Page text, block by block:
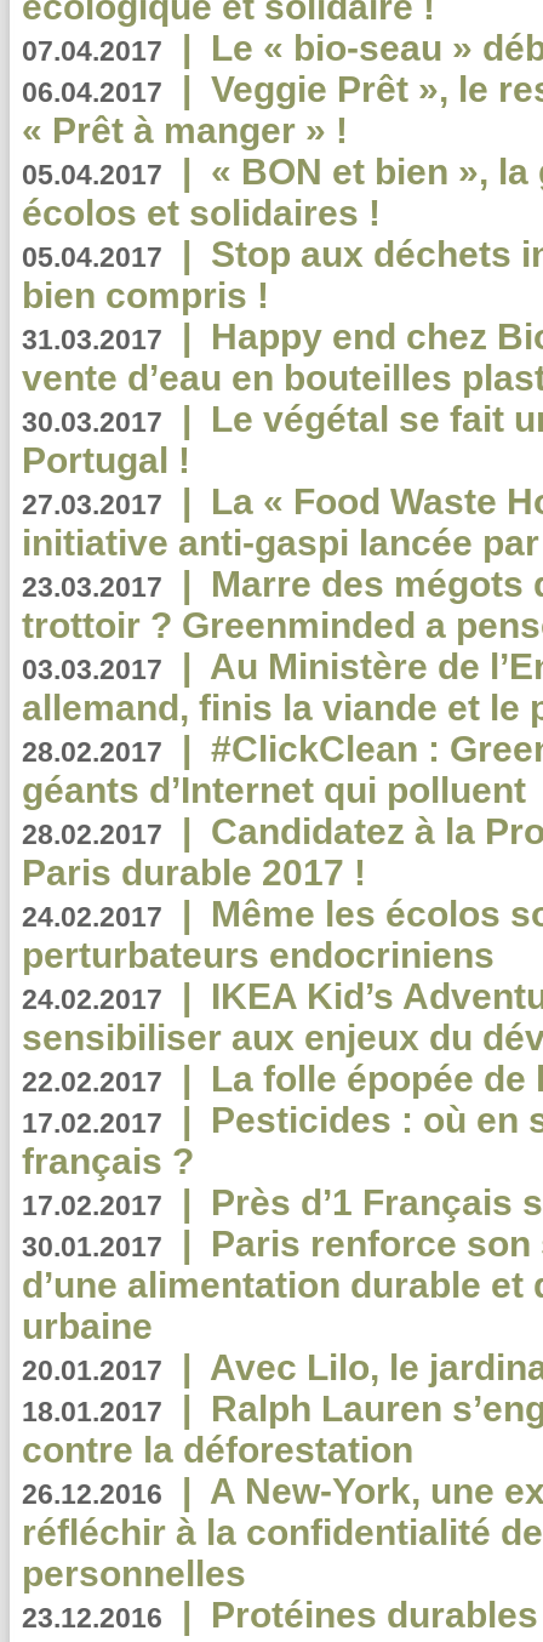
07.04.2017 | Le « bio-seau »
06.04.2017 | Veggie Prêt », le
« Prêt à manger » !
05.04.2017 | « BON et bien »,
écolos et solidaires !
05.04.2017 | Stop aux déchets
bien compris !
31.03.2017 | Happy end chez
vente d’eau en bouteilles
30.03.2017 | Le végétal se fait
Portugal !
27.03.2017 | La « Food Waste
initiative anti-gaspi lancée
23.03.2017 | Marre des mégots
trottoir ? Greenminded a
03.03.2017 | Au Ministère de
allemand, finis la viande et le
28.02.2017 | #ClickClean :
géants d’Internet qui polluent
28.02.2017 | Candidatez à la
Paris durable 2017 !
24.02.2017 | Même les écolos
perturbateurs endocriniens
24.02.2017 | IKEA Kid’s
sensibiliser aux enjeux du
22.02.2017 | La folle épopée de
17.02.2017 | Pesticides : où en
français ?
17.02.2017 | Près d’1 Français
30.01.2017 | Paris renforce
d’une alimentation durable et
urbaine
20.01.2017 | Avec Lilo, le
18.01.2017 | Ralph Lauren
contre la déforestation
26.12.2016 | A New-York, une
réfléchir à la confidentialité
personnelles
23.12.2016 | Protéines